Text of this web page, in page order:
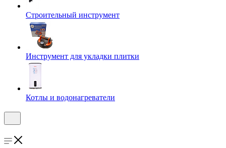
Строительный инструмент
Инструмент для укладки плитки
Котлы и водонагреватели